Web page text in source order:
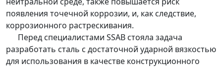
появления точечной коррозии, и, как следствие,
коррозионного растрескивания.
Перед специалистами SSAB стояла задача
разработать сталь с достаточной ударной вязкостью
для использования в качестве конструкционного